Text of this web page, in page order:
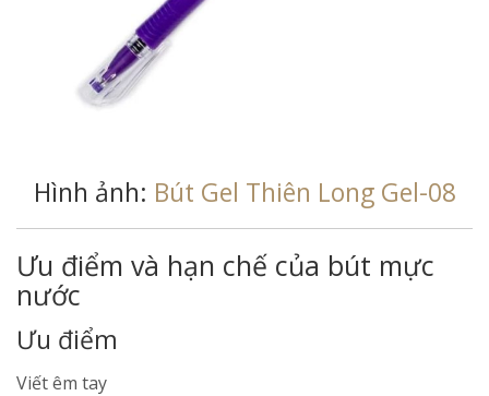
Hình ảnh: Bút Gel Thiên Long Gel-08
Ưu điểm và hạn chế của bút mực
nước
Ưu điểm
Viết êm tay